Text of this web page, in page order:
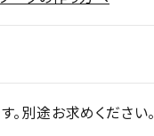
別途お求めください。